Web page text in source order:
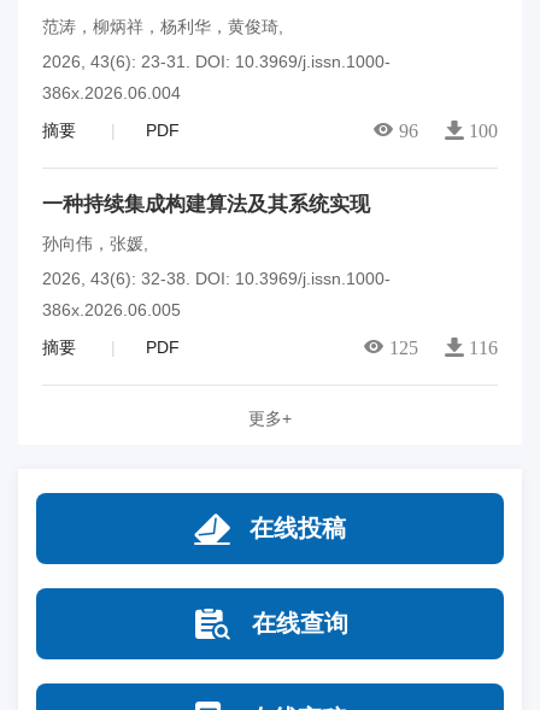
在线投稿
在线查询
范涛，柳炳祥，杨利华，黄俊琦
2026, 43(6): 23-31.
DOI: 10.3969/j.issn.1000-
386x.2026.06.004
摘要
PDF 96 100
一种持续集成构建算法及其系统实现
孙向伟，张媛
2026, 43(6): 32-38.
DOI: 10.3969/j.issn.1000-
386x.2026.06.005
摘要
PDF 125 116
更多+